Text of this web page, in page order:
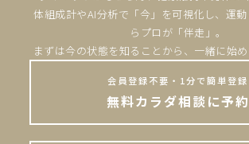
体組成計やAI分析で「今」を可視化し、運
らプロが「伴走」。
まずは今の状態を知ることから、一緒に始め
会員登録不要・1分で簡単登録
無料カラダ相談に予約